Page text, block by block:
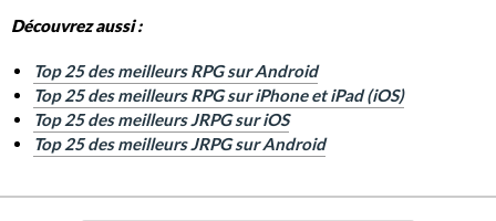
Découvrez aussi :
Top 25 des meilleurs RPG sur Android
Top 25 des meilleurs RPG sur iPhone et iPad (iOS)
Top 25 des meilleurs JRPG sur iOS
Top 25 des meilleurs JRPG sur Android